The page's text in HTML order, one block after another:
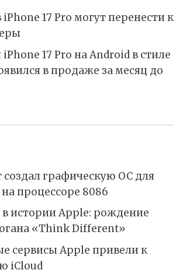
17 Pro могут перенести к
17 Pro на Android в стиле
в продаже за месяц до
создал графическую ОС для
на процессоре 8086
в истории Apple: рождение
«Think Different»
сервисы Apple привели к
iCloud